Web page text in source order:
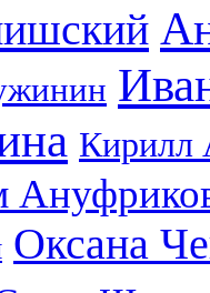
Кирилл
Оксана